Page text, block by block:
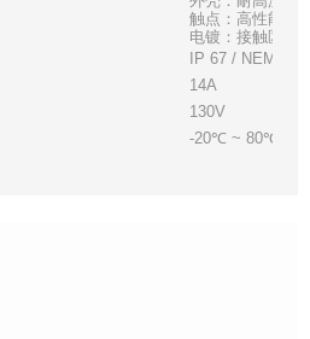
触点：高性能铜
电镀：接触区 -
IP 67 / NEMA 6P
14A
130V
-20℃ ~ 80℃